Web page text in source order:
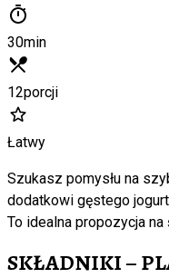
30min
12porcji
Łatwy
Szukasz pomysłu na
dodatkowi gęstego
To idealna propozycja
SKŁADNIKI –